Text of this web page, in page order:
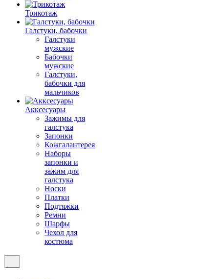
Трикотаж
Галстуки, бабочки
Галстуки
мужские
Бабочки
мужские
Галстуки,
бабочки для
мальчиков
Акксесуары
Зажимы для
галстука
Запонки
Кожгалантерея
Наборы
запонки и
зажим для
галстука
Носки
Платки
Подтяжки
Ремни
Шарфы
Чехол для
костюма